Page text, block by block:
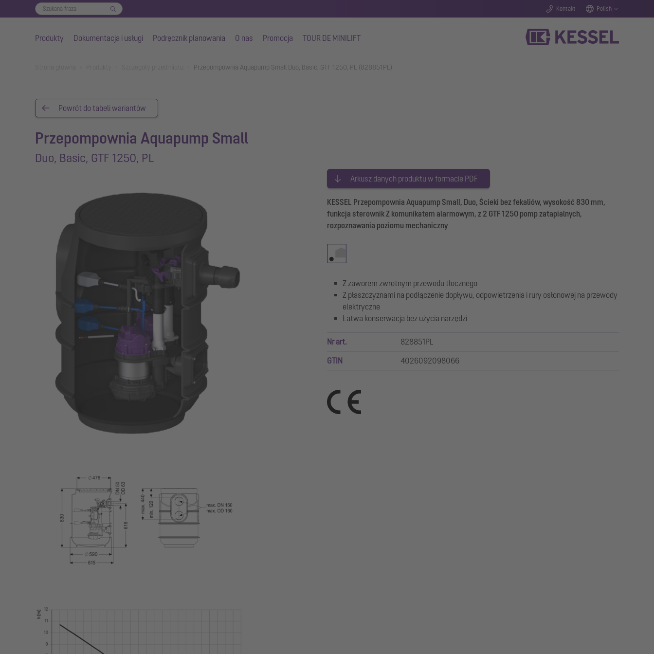
Kontakt Polish
Produkty Dokumentacja i usługi Podręcznik planowania O nas Promocja TOUR DE MINILIFT
Przepompownia Aquapump Small Duo, Basic, GTF 1250, PL (828851PL)
Powrót do tabeli wariantów
Przepompownia Aquapump Small
Duo, Basic, GTF 1250, PL
Arkusz danych produktu w formacie PDF
KESSEL Przepompownia Aquapump Small, Duo, Ścieki bez fekaliów, wysokość 830 mm,
funkcja sterownik Z komunikatem alarmowym, z 2 GTF 1250 pomp zatapialnych,
rozpoznawania poziomu mechaniczny
Z zaworem zwrotnym przewodu tłocznego
Z płaszczyznami na podłączenie dopływu, odpowietrzenia i rury osłonowej na przewody
elektryczne
Łatwa konserwacja bez użycia narzędzi
Nr art. 828851PL
GTIN 4026092098066